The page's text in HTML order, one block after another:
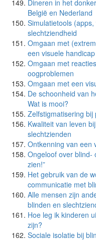
Dineren in het
België en Nederland
Simulatietools
slechtziendheid
Omgaan met
een visuele handicap
Omgaan met
oogproblemen
Omgaan met een
De schoonheid van
Wat is mooi?
Zelfstigmatisering
Kwaliteit van leven
slechtzienden
Ontkenning van een
Ongeloof over blind-
zien!”
Het gebruik van de
communicatie met
Alle mensen zijn
blinden en
Hoe leg ik kinderen
zijn?
Sociale isolatie bij